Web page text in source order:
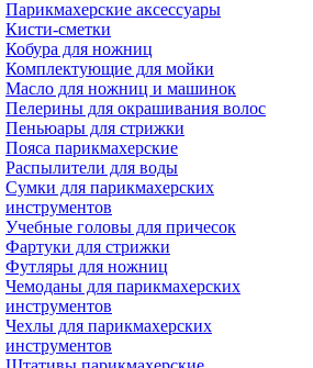
Парикмахерские аксессуары
Кисти-сметки
Кобура для ножниц
Комплектующие для мойки
Масло для ножниц и машинок
Пелерины для окрашивания волос
Пеньюары для стрижки
Пояса парикмахерские
Распылители для воды
Сумки для парикмахерских
инструментов
Учебные головы для причесок
Фартуки для стрижки
Футляры для ножниц
Чемоданы для парикмахерских
инструментов
Чехлы для парикмахерских
инструментов